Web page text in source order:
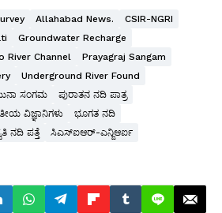
Allahabad News.
CSIR-NGRI
Groundwater Recharge
River Channel
Prayagraj Sangam
Underground River Found
ಸಂಗಮ
ಪುರಾತನ ನದಿ ಪಾತ್ರ
ವಿಜ್ಞಾನಿಗಳು
ಭೂಗತ ನದಿ
ನದಿ ಪತ್ತೆ
ಸಿಎಸ್ಐಆರ್-ಎನ್ಜಿಆರ್ಐ